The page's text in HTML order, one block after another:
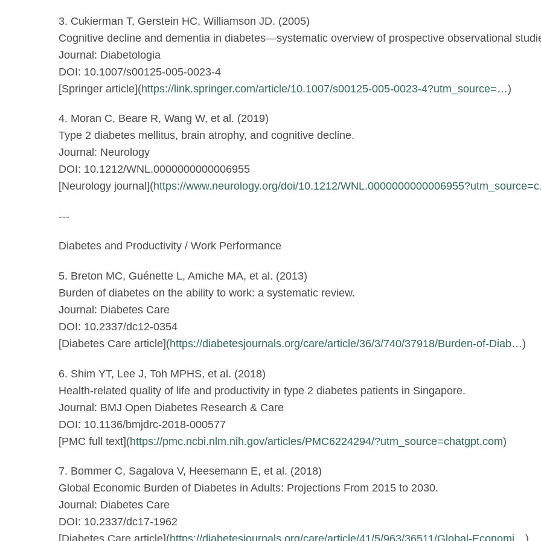
3. Cukierman T, Gerstein HC, Williamson JD. (2005)
Cognitive decline and dementia in diabetes—systematic overview of prospective observational
Journal: Diabetologia
DOI: 10.1007/s00125-005-0023-4
[Springer article](https://link.springer.com/article/10.1007/s00125-005-0023-4?utm_source=…)
4. Moran C, Beare R, Wang W, et al. (2019)
Type 2 diabetes mellitus, brain atrophy, and cognitive decline.
Journal: Neurology
DOI: 10.1212/WNL.0000000000006955
[Neurology journal](https://www.neurology.org/doi/10.1212/
---
Diabetes and Productivity / Work Performance
5. Breton MC, Guénette L, Amiche MA, et al. (2013)
Burden of diabetes on the ability to work: a systematic review.
Journal: Diabetes Care
DOI: 10.2337/dc12-0354
[Diabetes Care article](https://diabetesjournals.org/care/article/36/3/740/37918/Burden-of-Diab…)
6. Shim YT, Lee J, Toh MPHS, et al. (2018)
Health-related quality of life and productivity in type 2 diabetes patients in Singapore.
Journal: BMJ Open Diabetes Research & Care
DOI: 10.1136/bmjdrc-2018-000577
[PMC full text](https://pmc.ncbi.nlm.nih.gov/articles/PMC6224294/?utm_source=chatgpt.com)
7. Bommer C, Sagalova V, Heesemann E, et al. (2018)
Global Economic Burden of Diabetes in Adults: Projections From 2015 to 2030.
Journal: Diabetes Care
DOI: 10.2337/dc17-1962